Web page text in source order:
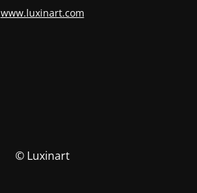
www.luxinart.com
© Luxinart